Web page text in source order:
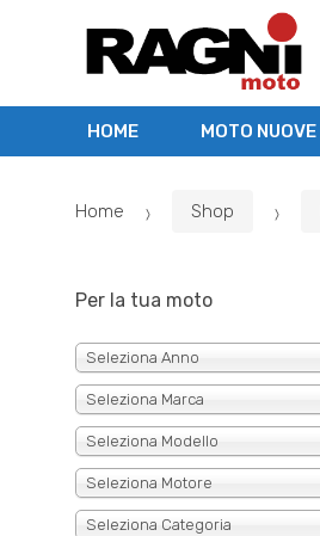
navigation
HOME MOTO NUOVE
Home Shop
Per la tua moto
Seleziona Anno
Seleziona Marca
Seleziona Modello
Seleziona Motore
Seleziona Categoria